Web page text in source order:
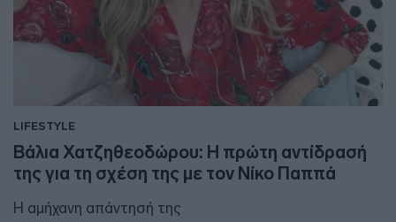
LIFESTYLE
Βάλια Χατζηθεοδώρου: Η πρώτη αντίδρασή
της για τη σχέση της με τον Νίκο Παππά
Η αμήχανη απάντησή της